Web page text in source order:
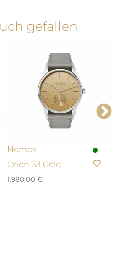
gefallen
Nomos
Orion 33 Gold
1.980,00 €